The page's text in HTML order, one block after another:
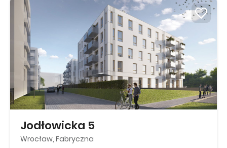
Jodłowicka 5
Wrocław, Fabryczna